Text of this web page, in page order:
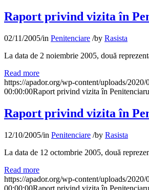
Raport privind vizita în
02/11/2005/in Penitenciare /by Rasista
La data de 2 noiembrie 2005, două
Read more
https://apador.org/wp-content/uploads/
00:00:00Raport privind vizita în
Raport privind vizita în
12/10/2005/in Penitenciare /by Rasista
La data de 12 octombrie 2005, două
Read more
https://apador.org/wp-content/uploads/
00:00:00Raport privind vizita în